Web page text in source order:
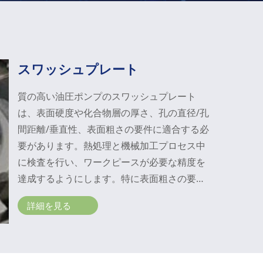
スワッシュプレート
質の高い油圧ポンプのスワッシュプレート
は、表面硬度や化合物層の厚さ、孔の直径/孔
間距離/垂直性、表面粗さの要件に適合する必
要があります。熱処理と機械加工プロセス中
に検査を行い、ワークピースが必要な精度を
達成するようにします。特に表面粗さの要件
に関しては、ラッピング技術を組み込んで、
鋳鉄部品の表面粗さをRa 0.2µmで滑らかにす
詳細を見る